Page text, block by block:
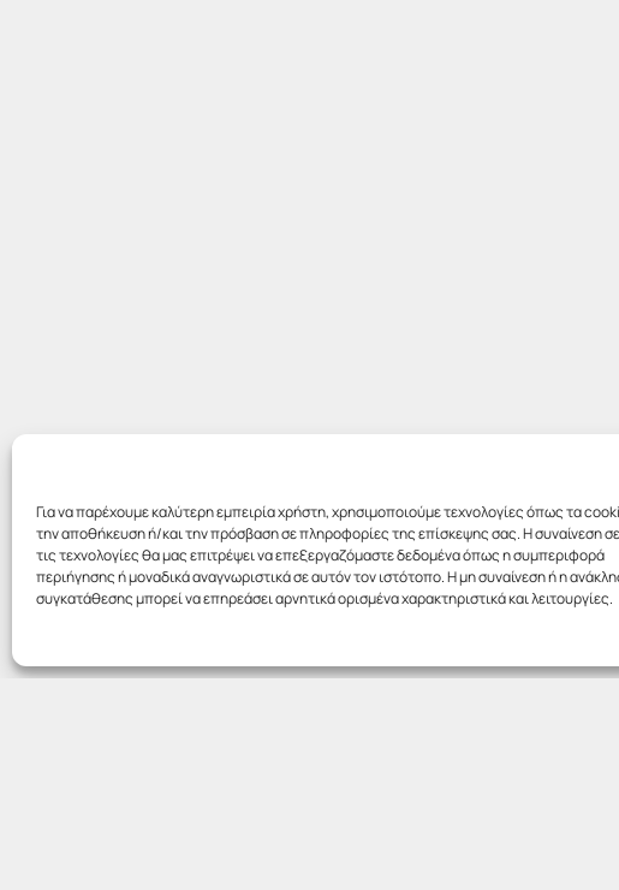
Για να παρέχουμε καλύτερη εμπειρία χρήστη, χρησιμοποιούμε τεχνολογίες όπως τα
την αποθήκευση ή/και την πρόσβαση σε πληροφορίες της επίσκεψης σας. Η συναίνεση
τις τεχνολογίες θα μας επιτρέψει να επεξεργαζόμαστε δεδομένα όπως η συμπεριφορά
περιήγησης ή μοναδικά αναγνωριστικά σε αυτόν τον ιστότοπο. Η μη συναίνεση ή η
συγκατάθεσης μπορεί να επηρεάσει αρνητικά ορισμένα χαρακτηριστικά και λειτουργίες.